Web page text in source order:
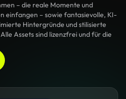
– die reale Momente und
einfangen – sowie fantasievolle, KI-
Hintergründe und stilisierte
Assets sind lizenzfrei und für die